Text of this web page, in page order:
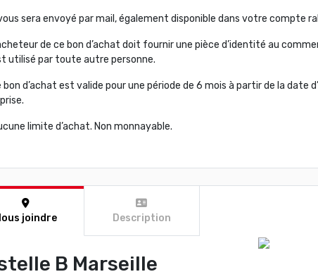
sera envoyé par mail, également disponible dans votre compte
de ce bon d’achat doit fournir une pièce d’identité au
utilisé par toute autre personne.
bon d’achat est valide pour une période de 6 mois à partir de la date
limite d’achat. Non monnayable.
joindre Description
B Marseille